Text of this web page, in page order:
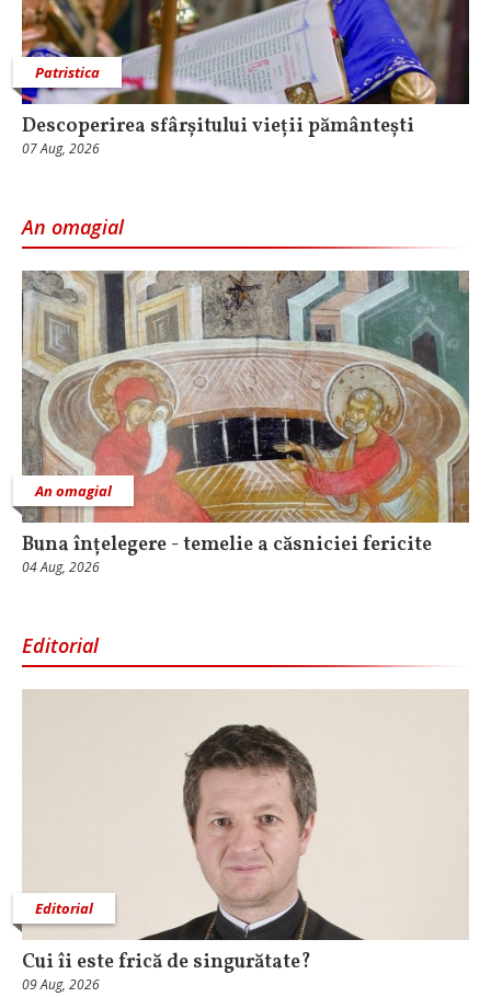
Patristica
Descoperirea sfârșitului vieții pământești
07 Aug, 2026
An omagial
An omagial
Buna înțelegere - temelie a căsniciei fericite
04 Aug, 2026
Editorial
Editorial
Cui îi este frică de singurătate?
09 Aug, 2026